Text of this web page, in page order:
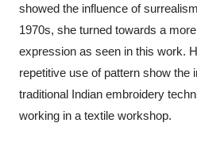
showed the influence of
1970s, she turned towards a
expression as seen in this work.
repetitive use of pattern show the
traditional Indian embroidery
working in a textile workshop.